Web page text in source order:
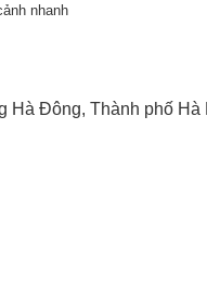
nhanh
Hà Đông, Thành phố Hà